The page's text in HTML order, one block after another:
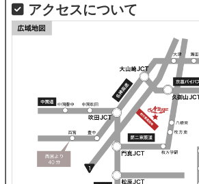
アクセスについて